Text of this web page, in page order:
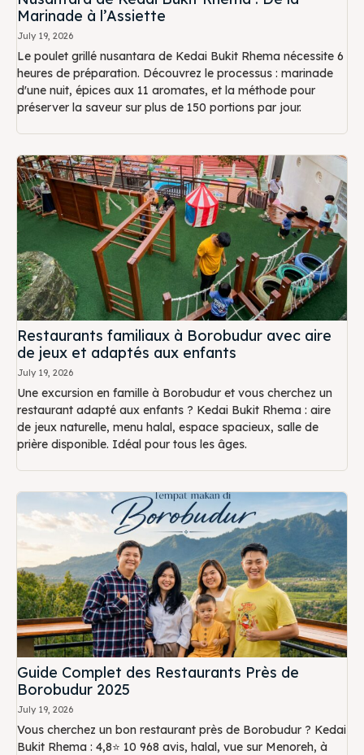
Marinade à l’Assiette
July 19, 2026
Le poulet grillé nusantara de Kedai Bukit Rhema nécessite 6
heures de préparation. Découvrez le processus : marinade
d'une nuit, épices aux 11 aromates, et la méthode pour
préserver la saveur sur plus de 150 portions par jour.
Restaurants familiaux à Borobudur avec aire
de jeux et adaptés aux enfants
July 19, 2026
Une excursion en famille à Borobudur et vous cherchez un
restaurant adapté aux enfants ? Kedai Bukit Rhema : aire
de jeux naturelle, menu halal, espace spacieux, salle de
prière disponible. Idéal pour tous les âges.
Guide Complet des Restaurants Près de
Borobudur 2025
July 19, 2026
Vous cherchez un bon restaurant près de Borobudur ? Kedai
Bukit Rhema : 4,8⭐ 10 968 avis, halal, vue sur Menoreh, à